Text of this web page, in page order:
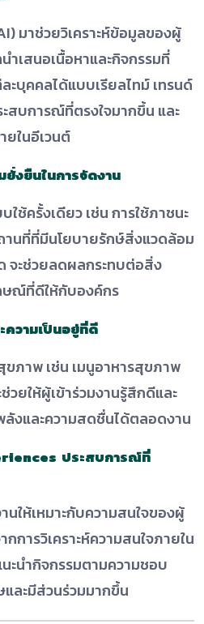
มาช่วยวิเคราะห์ข้อมูลของผู้
ำเสนอเนื้อหาและกิจกรรมที่
ะบุคคลได้แบบเรียลไทม์ เทรนด์
สบการณ์ที่ตรงใจมากขึ้น และ
ยในอีเวนต์
งยืนในการจัดงาน
ช้ครั้งเดียว เช่น การใช้ภาชนะ
านที่ที่มีนโยบายรักษ์สิ่งแวดล้อม
จะช่วยลดผลกระทบต่อสิ่ง
ษณ์ที่ดีให้กับองค์กร
วามเป็นอยู่ที่ดี
ขภาพ เช่น เมนูอาหารสุขภาพ
วยให้ผู้เข้าร่วมงานรู้สึกดีและ
งและความสดชื่นได้ตลอดงาน
ประสบการณ์ที่
ให้เหมาะกับความสนใจของผู้
กการวิเคราะห์ความสนใจภายใน
ะนำกิจกรรมตามความชอบ
ละมีส่วนร่วมมากขึ้น